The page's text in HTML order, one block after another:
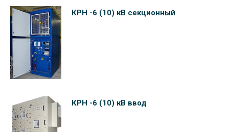
КРН -6 (10) кВ секционный
КРН -6 (10) кВ ввод